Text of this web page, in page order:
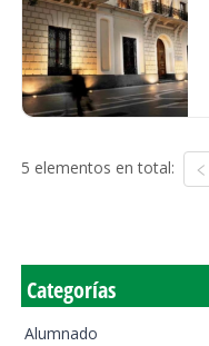
5 elementos en total:
Categorías
Alumnado